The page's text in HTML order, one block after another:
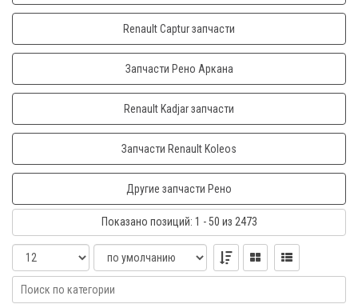
Renault Captur запчасти
Запчасти Рено Аркана
Renault Kadjar запчасти
Запчасти Renault Koleos
Другие запчасти Рено
Показано позиций: 1 - 50 из 2473